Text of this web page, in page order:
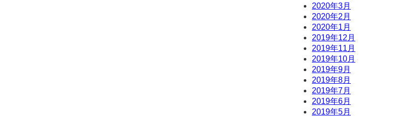
2020年3月
2020年2月
2020年1月
2019年12月
2019年11月
2019年10月
2019年9月
2019年8月
2019年7月
2019年6月
2019年5月